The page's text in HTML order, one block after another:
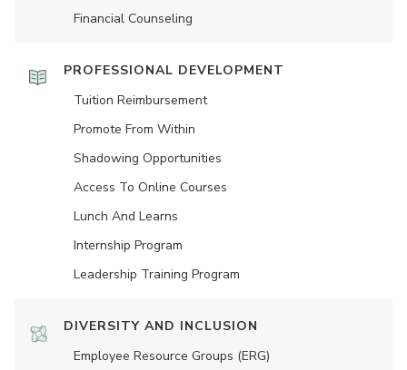
Financial Counseling
PROFESSIONAL DEVELOPMENT
Tuition Reimbursement
Promote From Within
Shadowing Opportunities
Access To Online Courses
Lunch And Learns
Internship Program
Leadership Training Program
DIVERSITY AND INCLUSION
Employee Resource Groups (ERG)